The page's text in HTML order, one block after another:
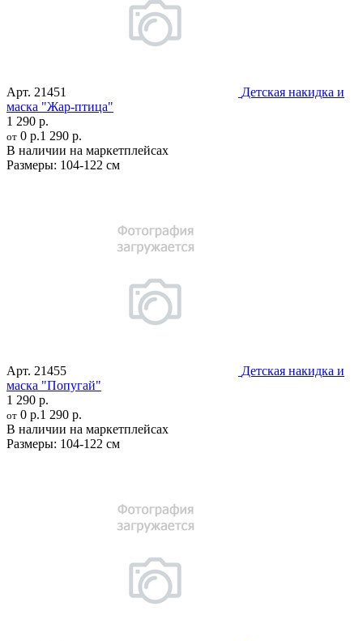
Арт. 21451
Детская накидка и
маска "Жар-птица"
1 290 р.
от 0 р.1 290 р.
В наличии на маркетплейсах
Размеры: 104-122 см
Арт. 21455
Детская накидка и
маска "Попугай"
1 290 р.
от 0 р.1 290 р.
В наличии на маркетплейсах
Размеры: 104-122 см